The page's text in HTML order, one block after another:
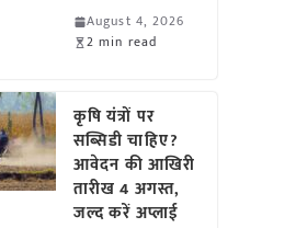
August 4, 2026
2 min read
कृषि यंत्रों पर
सब्सिडी चाहिए?
आवेदन की आखिरी
तारीख 4 अगस्त,
जल्द करें अप्लाई